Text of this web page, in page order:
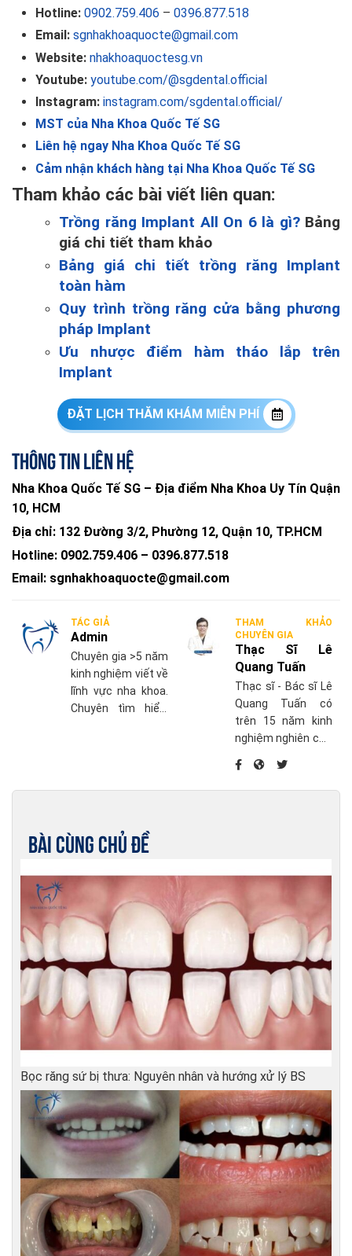
Hotline: 0902.759.406 – 0396.877.518
Email: sgnhakhoaquocte@gmail.com
Website: nhakhoaquoctesg.vn
Youtube: youtube.com/@sgdental.official
Instagram: instagram.com/sgdental.official/
MST của Nha Khoa Quốc Tế SG
Liên hệ ngay Nha Khoa Quốc Tế SG
Cảm nhận khách hàng tại Nha Khoa Quốc Tế SG
Tham khảo các bài viết liên quan:
Trồng răng Implant All On 6 là gì?Bảng
giá chi tiết tham khảo
Bảng giá chi tiết trồng răng Implant
toàn hàm
Quy trình trồng răng cửa bằng phương
pháp Implant
Ưu nhược điểm hàm tháo lắp trên
Implant
ĐẶT LỊCH THĂM KHÁM MIỄN PHÍ
Thông tin liên hệ
Nha Khoa Quốc Tế SG – Địa điểm Nha Khoa Uy Tín Quận
10, HCM
Địa chỉ: 132 Đường 3/2, Phường 12, Quận 10, TP.HCM
Hotline: 0902.759.406 – 0396.877.518
Email: sgnhakhoaquocte@gmail.com
TÁC GIẢ
Admin
Chuyên gia >5 năm
kinh nghiệm viết về
lĩnh vực nha khoa.
Chuyên tìm hiểu,
THAM KHẢO
CHUYÊN GIA
Thạc Sĩ Lê
Quang Tuấn
Thạc sĩ - Bác sĩ Lê
Quang Tuấn có
trên 15 năm kinh
nghiệm nghiên cứu
chuyên sâu về điều
trị nha chu và điều
trị phục hồi khác
Implant.
Bài cùng chủ đề
Bọc răng sứ bị thưa: Nguyên nhân và hướng xử lý BS